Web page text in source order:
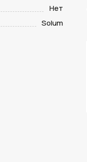
Нет
Solum